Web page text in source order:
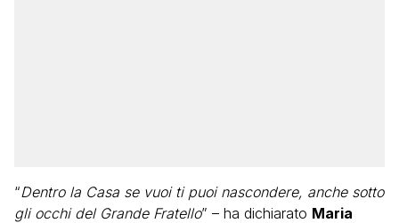
“Dentro la Casa se vuoi ti puoi nascondere, anche sotto
gli occhi del Grande Fratello” – ha dichiarato Maria